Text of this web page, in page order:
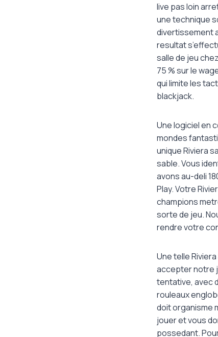
live pas loin
une technique
divertissement
resultat
salle de jeu
75 % sur le
qui limite les
blackjack.
Une logiciel en
mondes
unique Riviera
sable. Vous
avons au-deli
Play. Votre
champions
sorte de jeu.
rendre votre
Une telle
accepter notre
tentative, avec
rouleaux
doit organisme
jouer et vous
possedant.